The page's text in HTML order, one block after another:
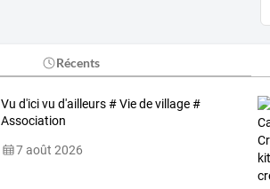
Récents
Vu d'ici vu d'ailleurs # Vie de village #
Association
7 août 2026